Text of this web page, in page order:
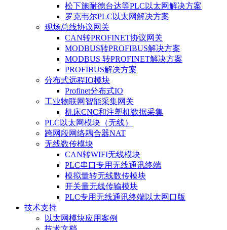
松下施耐德台达等PLC以太网解决方案
罗克韦尔PLC以太网解决方案
现场总线协议网关
CAN转PROFINET协议网关
MODBUS转PROFIBUS解决方案
MODBUS 转PROFINET解决方案
PROFIBUS解决方案
分布式远程IO模块
Profinet分布式IO
工业物联网智能采集网关
机床CNC和注塑机数据采集
PLC以太网模块（无线）
跨网段网络耦合器NAT
无线数传模块
CAN转WIFI无线模块
PLC串口专用无线通讯终端
模拟量转无线数传模块
开关量无线传输模块
PLC专用无线通讯终端以太网口版
技术支持
以太网模块应用案例